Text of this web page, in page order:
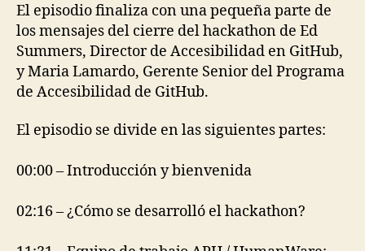
El episodio finaliza con una pequeña parte de
los mensajes del cierre del hackathon de Ed
Summers, Director de Accesibilidad en GitHub,
y Maria Lamardo, Gerente Senior del Programa
de Accesibilidad de GitHub.
El episodio se divide en las siguientes partes:
00:00 – Introducción y bienvenida
02:16 – ¿Cómo se desarrolló el hackathon?